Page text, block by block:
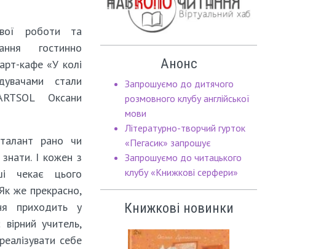
роботи та
гостинно
кафе «У колі
стали
Оксани
рано чи
І кожен з
чекає цього
же прекрасно,
приходить у
учитель,
себе
Анонс
Запрошуємо до дитячого
розмовного клубу англійської
мови
Літературно-творчий гурток
«Пегасик» запрошує
Запрошуємо до читацького
клубу «Книжкові серфери»
Книжкові новинки